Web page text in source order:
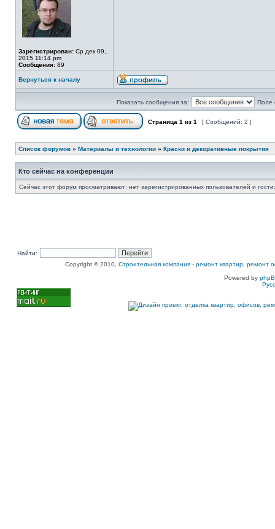
Зарегистрирован: Ср дек 09,
2015 11:14 pm
Сообщения: 89
Вернуться к началу
Показать сообщения за: Поле
Страница 1 из 1 [ Сообщений: 2 ]
Список форумов » Материалы и технологии » Краски и декоративные покрытия
Кто сейчас на конференции
Сейчас этот форум просматривают: нет зарегистрированных пользователей и
Найти:
Copyright © 2010, Строительная компания - ремонт квартир, ремонт
Powered by